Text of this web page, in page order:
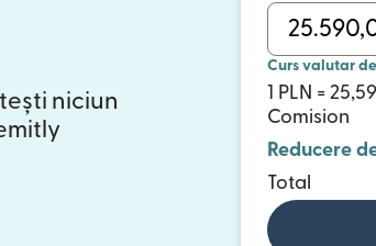
niciun
Curs valutar
1 PLN =
Comision
Reducere
Total